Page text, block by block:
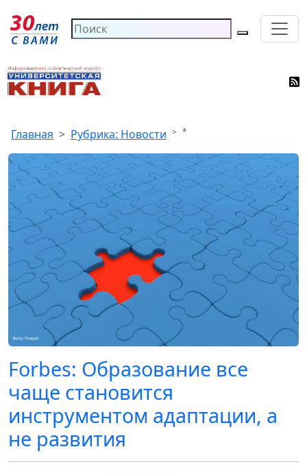
Главная Рубрика: Новости *
Forbes: Образование все
чаще становится
инструментом адаптации, а
не развития